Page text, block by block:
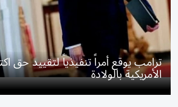
ترامب يوقع أمراً تنفيذياً لتقييد حق
الأمريكية بالولادة